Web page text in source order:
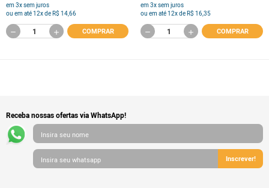
em 3x sem juros
ou em até 12x de R$ 14,66
COMPRAR
em 3x sem juros
ou em até 12x de R$ 16,35
COMPRAR
Receba nossas ofertas via WhatsApp!
Inscrever!